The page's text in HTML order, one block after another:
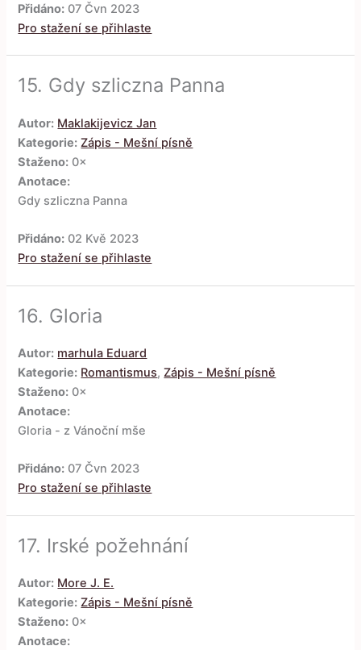
Přidáno: 07 Čvn 2023
Pro stažení se přihlaste
15. Gdy szliczna Panna
Autor: Maklakijevicz Jan
Kategorie: Zápis - Mešní písně
Staženo: 0×
Anotace:
Gdy szliczna Panna
Přidáno: 02 Kvě 2023
Pro stažení se přihlaste
16. Gloria
Autor: marhula Eduard
Kategorie: Romantismus,Zápis - Mešní písně
Staženo: 0×
Anotace:
Gloria - z Vánoční mše
Přidáno: 07 Čvn 2023
Pro stažení se přihlaste
17. Irské požehnání
Autor: More J. E.
Kategorie: Zápis - Mešní písně
Staženo: 0×
Anotace: